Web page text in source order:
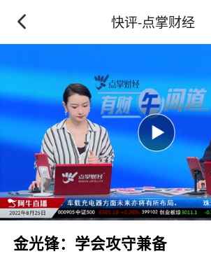
快评-点掌财经
金光锋：学会攻守兼备